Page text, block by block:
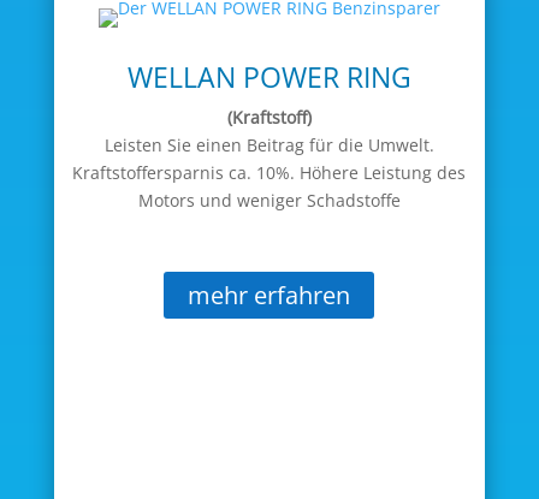
WELLAN POWER RING
(Kraftstoff)
Leisten Sie einen Beitrag für die Umwelt.
Kraftstoffersparnis ca. 10%. Höhere Leistung des
Motors und weniger Schadstoffe
mehr erfahren